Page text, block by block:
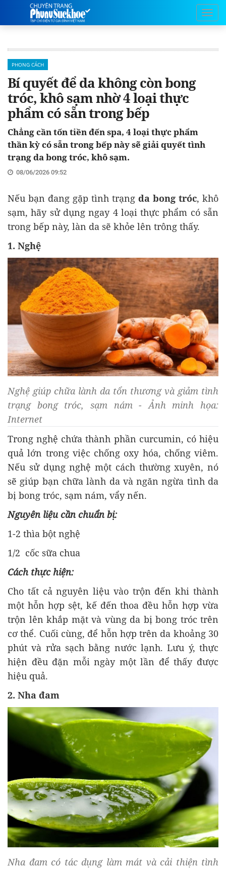
PHONG CÁCH
Bí quyết để da không còn bong
tróc, khô sạm nhờ 4 loại thực
phẩm có sẵn trong bếp
Chẳng cần tốn tiền đến spa, 4 loại thực phẩm
thần kỳ có sẵn trong bếp này sẽ giải quyết tình
trạng da bong tróc, khô sạm.
08/06/2026 09:52
Nếu bạn đang gặp tình trạng da bong tróc, khô
sạm, hãy sử dụng ngay 4 loại thực phẩm có sẵn
trong bếp này, làn da sẽ khỏe lên trông thấy.
1. Nghệ
Nghệ giúp chữa lành da tổn thương và giảm tình
trạng bong tróc, sạm nám - Ảnh minh họa:
Internet
Trong nghệ chứa thành phần curcumin, có hiệu
quả lớn trong việc chống oxy hóa, chống viêm.
Nếu sử dụng nghệ một cách thường xuyên, nó
sẽ giúp bạn chữa lành da và ngăn ngừa tình da
bị bong tróc, sạm nám, vẩy nến.
Nguyên liệu cần chuẩn bị:
1-2 thìa bột nghệ
1/2 cốc sữa chua
Cách thực hiện:
Cho tất cả nguyên liệu vào trộn đến khi thành
một hỗn hợp sệt, kế đến thoa đều hỗn hợp vừa
trộn lên khắp mặt và vùng da bị bong tróc trên
cơ thể. Cuối cùng, để hỗn hợp trên da khoảng 30
phút và rửa sạch bằng nước lạnh. Lưu ý, thực
hiện đều đặn mỗi ngày một lần để thấy được
hiệu quả.
2. Nha đam
Nha đam có tác dụng làm mát và cải thiện tình